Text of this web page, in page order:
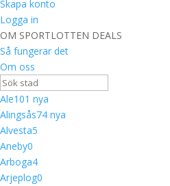
Skapa konto
Logga in
OM SPORTLOTTEN DEALS
Så fungerar det
Om oss
Ale101 nya
Alingsås74 nya
Alvesta5
Aneby0
Arboga4
Arjeplog0